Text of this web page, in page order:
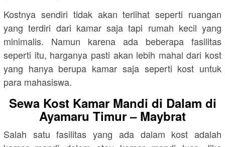
Kostnya sendiri tidak akan terlihat seperti ruangan
yang terdiri dari kamar saja tapi rumah kecil yang
minimalis. Namun karena ada beberapa fasilitas
seperti itu, harganya pasti akan lebih mahal dari kost
yang hanya berupa kamar saja seperti kost untuk
para mahasiswa.
Sewa Kost Kamar Mandi di Dalam di
Ayamaru Timur – Maybrat
Salah satu fasilitas yang ada dalam kost adalah